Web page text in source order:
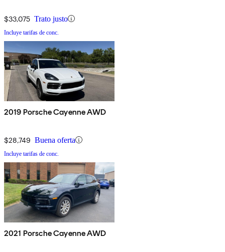
$33,075 Trato justo
Incluye tarifas de conc.
2019 Porsche Cayenne AWD
$28,749 Buena oferta
Incluye tarifas de conc.
2021 Porsche Cayenne AWD